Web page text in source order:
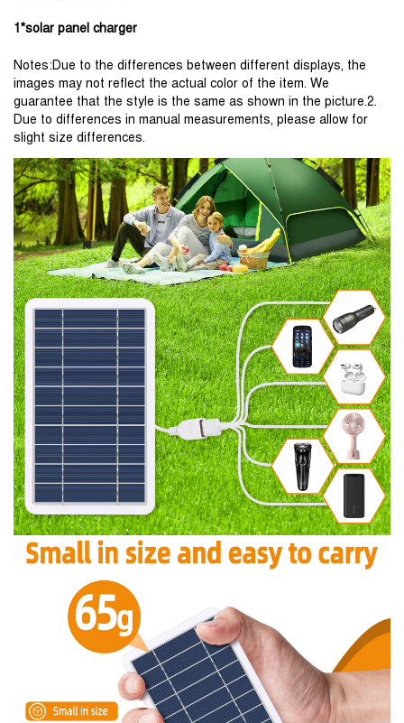
1*solar panel charger
Notes:Due to the differences between different displays, the
images may not reflect the actual color of the item. We
guarantee that the style is the same as shown in the picture.2.
Due to differences in manual measurements, please allow for
slight size differences.